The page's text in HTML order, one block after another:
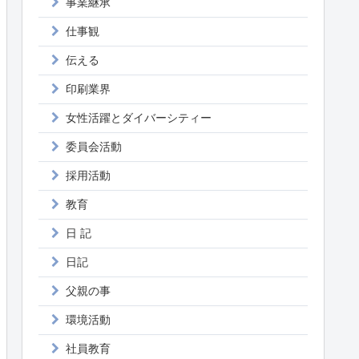
仕事観
伝える
印刷業界
女性活躍とダイバーシティー
委員会活動
採用活動
教育
日 記
日記
父親の事
環境活動
社員教育